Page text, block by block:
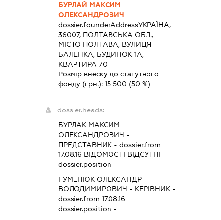
БУРЛАЙ МАКСИМ
ОЛЕКСАНДРОВИЧ
dossier.founderAddressУКРАЇНА,
36007, ПОЛТАВСЬКА ОБЛ.,
МІСТО ПОЛТАВА, ВУЛИЦЯ
БАЛЕНКА, БУДИНОК 1А,
КВАРТИРА 70
Розмір внеску до статутного
фонду (грн.): 15 500 (50 %)
dossier.heads:
БУРЛАК МАКСИМ
ОЛЕКСАНДРОВИЧ -
ПРЕДСТАВНИК - dossier.from
17.08.16 ВІДОМОСТІ ВІДСУТНІ
dossier.position -
ГУМЕНЮК ОЛЕКСАНДР
ВОЛОДИМИРОВИЧ - КЕРІВНИК -
dossier.from 17.08.16
dossier.position -